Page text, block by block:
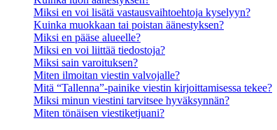
Miksi en voi lisätä vastausvaihtoehtoja kyselyyn?
Kuinka muokkaan tai poistan äänestyksen?
Miksi en pääse alueelle?
Miksi en voi liittää tiedostoja?
Miksi sain varoituksen?
Miten ilmoitan viestin valvojalle?
Mitä “Tallenna”-painike viestin kirjoittamisessa tekee?
Miksi minun viestini tarvitsee hyväksynnän?
Miten tönäisen viestiketjuani?